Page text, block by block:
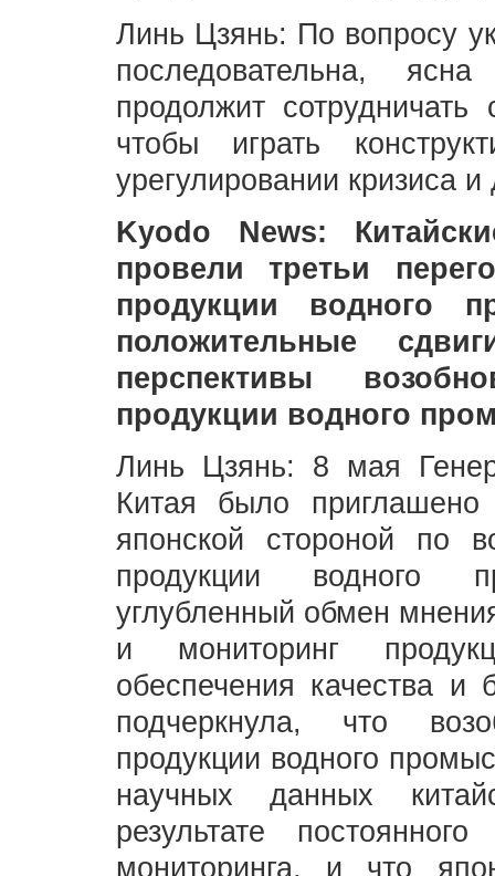
Линь Цзянь: По вопросу
последовательна,
продолжит
чтобы играть
урегулировании кризиса
Kyodo News:
провели третьи
продукции водного
положительные
перспективы
продукции водного
Линь Цзянь: 8 мая
Китая было приглашено
японской стороной по
продукции водного
углубленный обмен
и мониторинг
обеспечения качества и
подчеркнула, что
продукции водного
научных данных
результате
мониторинга, и что